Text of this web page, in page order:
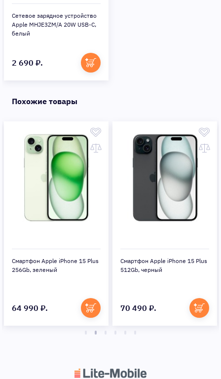
Сетевое зарядное устройство
Apple MHJE3ZM/A 20W USB-C,
белый
2 690 ₽.
Похожие товары
Смартфон Apple iPhone 15 Plus
256Gb, зеленый
64 990 ₽.
Смартфон Apple iPhone 15 Plus
512Gb, черный
70 490 ₽.